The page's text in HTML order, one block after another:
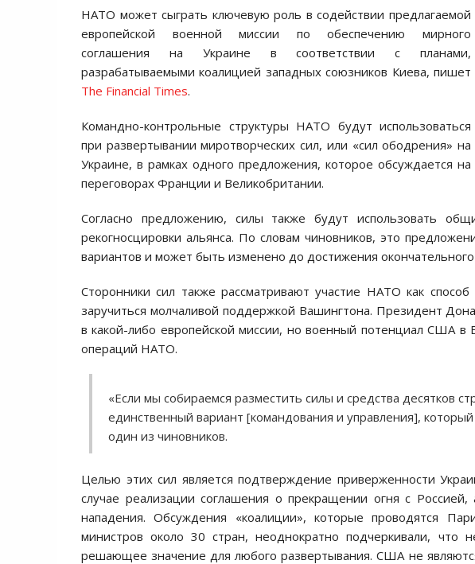
НАТО может сыграть ключевую роль в содействии предлагаемой
европейской военной миссии по обеспечению мирного
соглашения на Украине в соответствии с планами,
разрабатываемыми коалицией западных союзников Киева, пишет
The Financial Times.
Командно-контрольные структуры НАТО будут использоваться
при развертывании миротворческих сил, или «сил ободрения» на
Украине, в рамках одного предложения, которое обсуждается на
переговорах Франции и Великобритании.
Согласно предложению, силы также будут использовать
рекогносцировки альянса. По словам чиновников, это
вариантов и может быть изменено до достижения
Сторонники сил также рассматривают участие НАТО как
заручиться молчаливой поддержкой Вашингтона. Президент
в какой-либо европейской миссии, но военный потенциал США в
операций НАТО.
«Если мы собираемся разместить силы и средства десятков
единственный вариант [командования и управления],
один из чиновников.
Целью этих сил является подтверждение приверженности
случае реализации соглашения о прекращении огня с
нападения. Обсуждения «коалиции», которые проводятся
министров около 30 стран, неоднократно подчеркивали,
решающее значение для любого развертывания. США не